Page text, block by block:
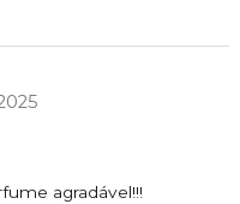
agradável!!!